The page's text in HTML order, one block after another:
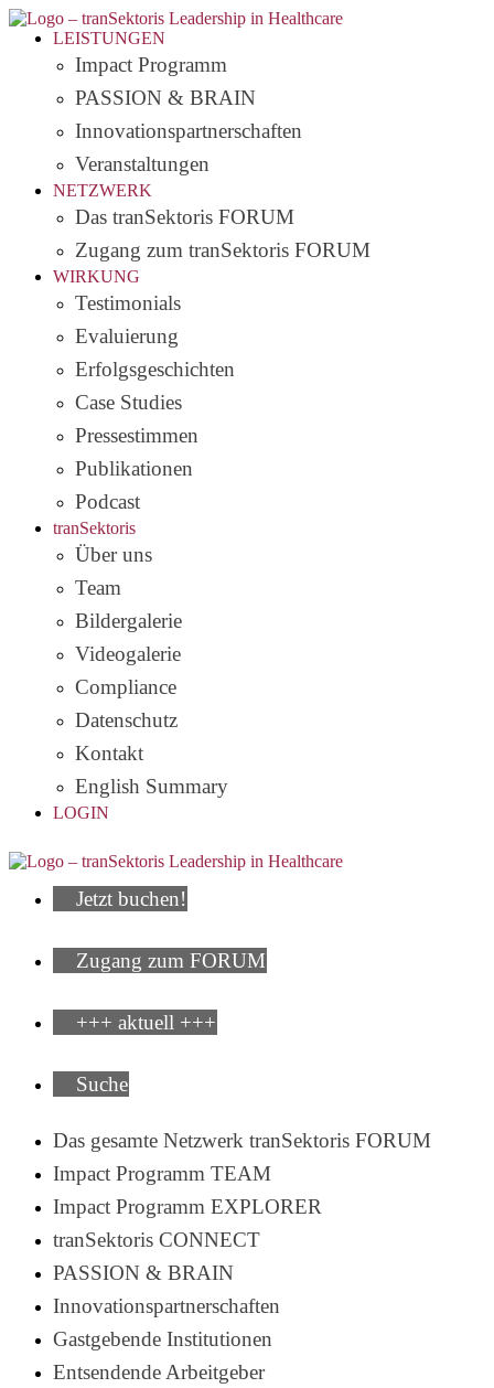
LEISTUNGEN
Impact Programm
PASSION & BRAIN
Innovationspartnerschaften
Veranstaltungen
NETZWERK
Das tranSektoris FORUM
Zugang zum tranSektoris FORUM
WIRKUNG
Testimonials
Evaluierung
Erfolgsgeschichten
Case Studies
Pressestimmen
Publikationen
Podcast
tranSektoris
Über uns
Team
Bildergalerie
Videogalerie
Compliance
Datenschutz
Kontakt
English Summary
LOGIN
Jetzt buchen!
Zugang zum FORUM
+++ aktuell +++
Suche
Das gesamte Netzwerk tranSektoris FORUM
Impact Programm TEAM
Impact Programm EXPLORER
tranSektoris CONNECT
PASSION & BRAIN
Innovationspartnerschaften
Gastgebende Institutionen
Entsendende Arbeitgeber